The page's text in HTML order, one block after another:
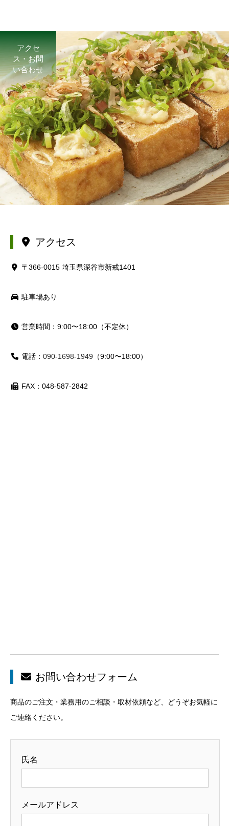
アクセ
ス・お問
い合わせ
アクセス
〒366-0015 埼玉県深谷市新戒1401
駐車場あり
営業時間：9:00〜18:00（不定休）
電話： 090-1698-1949 （9:00〜18:00）
FAX：048-587-2842
お問い合わせフォーム
商品のご注文・業務用のご相談・取材依頼など、どうぞお気軽に
ご連絡ください。
氏名
メールアドレス